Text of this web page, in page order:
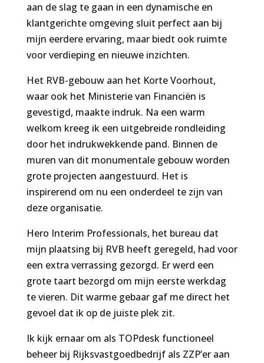
aan de slag te gaan in een dynamische en
klantgerichte omgeving sluit perfect aan bij
mijn eerdere ervaring, maar biedt ook ruimte
voor verdieping en nieuwe inzichten.
Het RVB-gebouw aan het Korte Voorhout,
waar ook het Ministerie van Financiën is
gevestigd, maakte indruk. Na een warm
welkom kreeg ik een uitgebreide rondleiding
door het indrukwekkende pand. Binnen de
muren van dit monumentale gebouw worden
grote projecten aangestuurd. Het is
inspirerend om nu een onderdeel te zijn van
deze organisatie.
Hero Interim Professionals, het bureau dat
mijn plaatsing bij RVB heeft geregeld, had voor
een extra verrassing gezorgd. Er werd een
grote taart bezorgd om mijn eerste werkdag
te vieren. Dit warme gebaar gaf me direct het
gevoel dat ik op de juiste plek zit.
Ik kijk ernaar om als TOPdesk functioneel
beheer bij Rijksvastgoedbedrijf als ZZP’er aan